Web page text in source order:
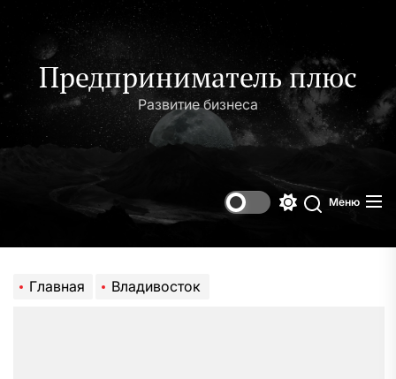
содержимому
Предприниматель плюс
Развитие бизнеса
Поиск
Меню
Главная Владивосток